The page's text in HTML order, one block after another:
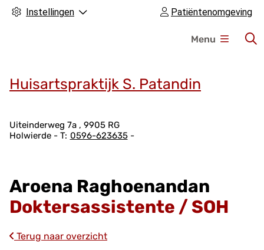
Instellingen Patiëntenomgeving
Huisartspraktijk S. Patandin
f
d
Menu
A
d
s
g
e
g
e
Uiteinderweg 7a
9905 RG
Holwierde
0596-623635
Aroena Raghoenandan
Doktersassistente / SOH
Terug naar overzicht